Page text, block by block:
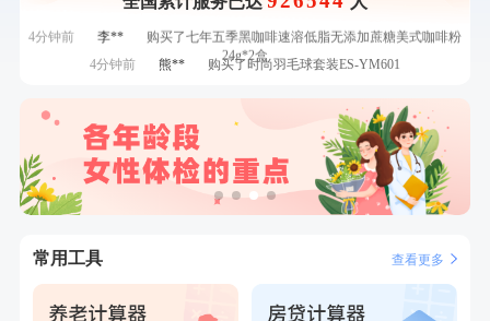
2分钟前
黄**
成功预约了中老年套餐
4分钟前
李**
购买了七年五季黑咖啡速溶低脂无添加蔗糖美式咖啡粉
24g*2盒
4分钟前 熊**
购买了时尚羽毛球套装ES-YM601
成功预约糖尿病强化体检套餐
7分钟前
何**
购买了姚朵朵-1000g粗粮生活礼盒
7分钟前
袁**
购买了美的体重秤 MO-CW5 白色
成功预约了尊享版孕前套餐（女）
常用工具 查看更多